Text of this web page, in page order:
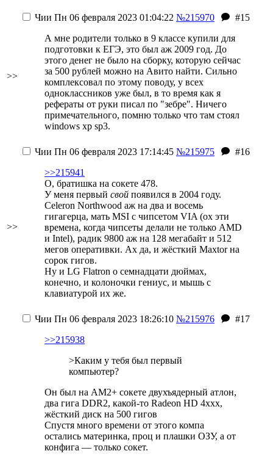
>>
Чии Пн 06 февраля 2023 01:04:22 №215970
#15
А мне родители только в 9 классе купили для
подготовки к ЕГЭ, это был аж 2009 год. До
этого денег не было на сборку, которую сейчас
за 500 рублей можно на Авито найти. Сильно
комплексовал по этому поводу, у всех
одноклассников уже был, в то время как я
рефераты от руки писал по "зебре". Ничего
примечательного, помню только что там стоял
windows xp sp3.
>>
Чии Пн 06 февраля 2023 17:14:45 №215975
#16
>>215941
О, братишка на сокете 478.
У меня первый свой появился в 2004 году.
Celeron Northwood аж на два и восемь
гигагерца, мать MSI с чипсетом VIA (ох эти
времена, когда чипсеты делали не только AMD
и Intel), радик 9800 аж на 128 мегабайт и 512
мегов оперативки. Ах да, и жёсткий Maxtor на
сорок гигов.
Ну и LG Flatron о семнадцати дюймах,
конечно, и колоночки гениус, и мышь с
клавиатурой их же.
Чии Пн 06 февраля 2023 18:26:10 №215976
#17
>>215938
>Каким у тебя был первый
компьютер?
Он был на AM2+ сокете двухъядерный атлон,
два гига DDR2, какой-то Radeon HD 4xxx,
жёсткий диск на 500 гигов
Спустя много времени от этого компа
остались материнка, проц и плашки ОЗУ, а от
конфига — только сокет.